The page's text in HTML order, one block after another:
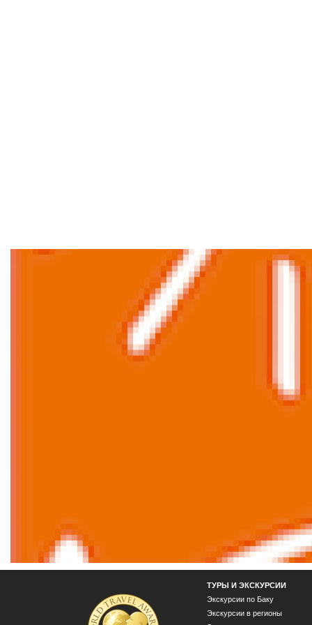
ТУРЫ И ЭКСКУРСИИ
Экскурсии по Баку
Экскурсии в регионы